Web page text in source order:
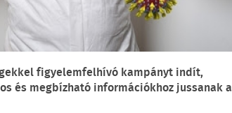
figyelemfelhívó kampányt indít,
és megbízható információkhoz jussanak a